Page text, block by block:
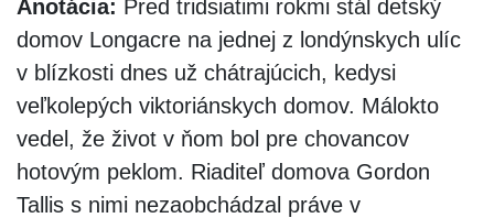
Anotácia: Pred tridsiatimi rokmi stál detský
domov Longacre na jednej z londýnskych ulíc
v blízkosti dnes už chátrajúcich, kedysi
veľkolepých viktoriánskych domov. Málokto
vedel, že život v ňom bol pre chovancov
hotovým peklom. Riaditeľ domova Gordon
Tallis s nimi nezaobchádzal práve v